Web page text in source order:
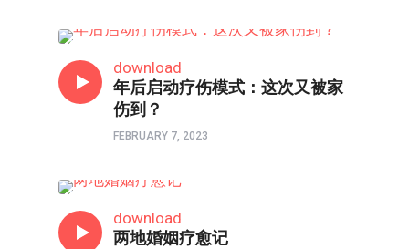
download
年后启动疗伤模式：这次又被家
伤到？
FEBRUARY 7, 2023
download
两地婚姻疗愈记